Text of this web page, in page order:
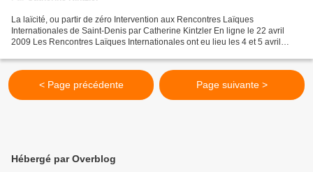
La laïcité, ou partir de zéro Intervention aux Rencontres Laïques
Internationales de Saint-Denis par Catherine Kintzler En ligne le 22 avril
2009 Les Rencontres Laïques Internationales ont eu lieu les 4 et 5 avril
< Page précédente Page suivante >
Hébergé par Overblog